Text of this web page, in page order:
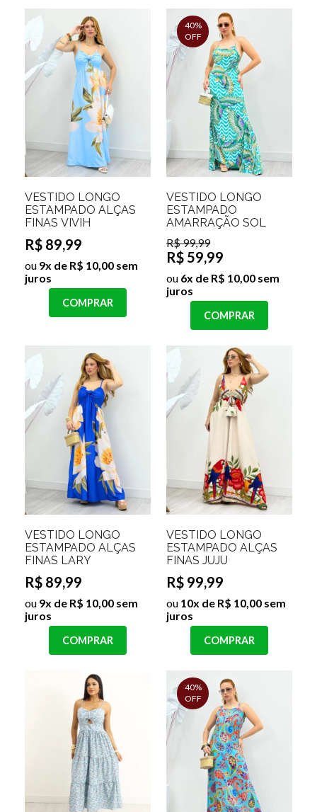
VESTIDO LONGO
ESTAMPADO ALÇAS
FINAS VIVIH
R$ 89,99
ou 9x de R$ 10,00 sem
juros
COMPRAR
40%
OFF
VESTIDO LONGO
ESTAMPADO
AMARRAÇÃO SOL
R$ 99,99
R$ 59,99
ou 6x de R$ 10,00 sem
juros
COMPRAR
VESTIDO LONGO
ESTAMPADO ALÇAS
FINAS LARY
R$ 89,99
ou 9x de R$ 10,00 sem
juros
COMPRAR
VESTIDO LONGO
ESTAMPADO ALÇAS
FINAS JUJU
R$ 99,99
ou 10x de R$ 10,00 sem
juros
COMPRAR
40%
OFF